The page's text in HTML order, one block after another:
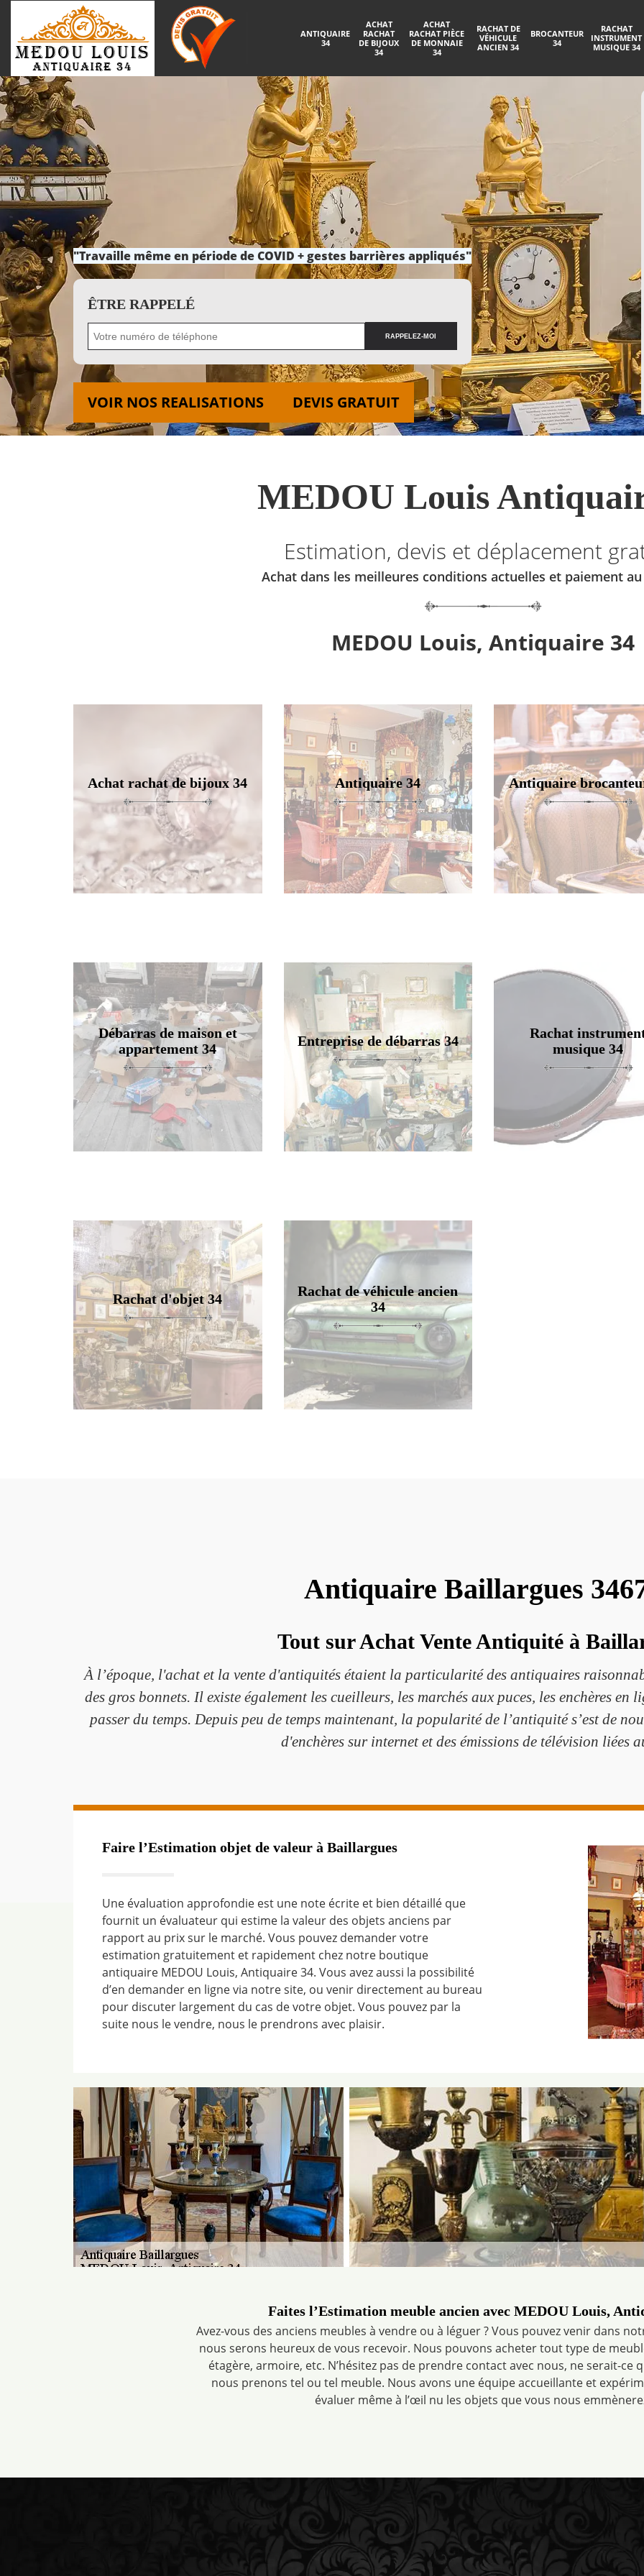
ANTIQUAIRE
34
ACHAT
RACHAT
DE BIJOUX
34
ACHAT
RACHAT PIÈCE
DE MONNAIE
34
RACHAT DE
VÉHICULE
ANCIEN 34
BROCANTEUR
34
RACHAT
INSTRUMENT
MUSIQUE 34
"Travaille même en période de COVID + gestes barrières appliqués"
ÊTRE RAPPELÉ
VOIR NOS REALISATIONS DEVIS GRATUIT
MEDOU Louis
Estimation, devis et déplacement
Achat dans les meilleures conditions actuelles et paiement
MEDOU Louis, Antiquaire 34
Achat rachat de bijoux 34 Antiquaire 34 Antiquaire
Débarras de maison et
appartement 34
Entreprise de débarras 34
Rachat
musique 34
Rachat d'objet 34
Rachat de véhicule ancien
34
Antiquaire Baillargues
Tout sur Achat Vente Antiquité à
À l’époque, l'achat et la vente d'antiquités étaient la particularité des antiquaires
des gros bonnets. Il existe également les cueilleurs, les marchés aux puces, les enchères en
passer du temps. Depuis peu de temps maintenant, la popularité de l’antiquité s’est de
d'enchères sur internet et des émissions de télévision liées
Faire l’Estimation objet de valeur à Baillargues
Une évaluation approfondie est une note écrite et bien détaillé que
fournit un évaluateur qui estime la valeur des objets anciens par
rapport au prix sur le marché. Vous pouvez demander votre
estimation gratuitement et rapidement chez notre boutique
antiquaire MEDOU Louis, Antiquaire 34. Vous avez aussi la possibilité
d’en demander en ligne via notre site, ou venir directement au bureau
pour discuter largement du cas de votre objet. Vous pouvez par la
suite nous le vendre, nous le prendrons avec plaisir.
Faites l’Estimation meuble ancien avec MEDOU Louis,
Avez-vous des anciens meubles à vendre ou à léguer ? Vous pouvez venir dans
nous serons heureux de vous recevoir. Nous pouvons acheter tout type de
étagère, armoire, etc. N’hésitez pas de prendre contact avec nous, ne serait-ce
nous prenons tel ou tel meuble. Nous avons une équipe accueillante et
évaluer même à l’œil nu les objets que vous nous